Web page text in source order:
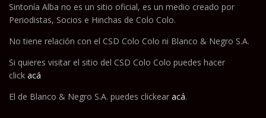
Sintonía Alba no es un sitio oficial, es un medio creado por
Periodistas, Socios e Hinchas de Colo Colo.
No tiene relación con el CSD Colo Colo ni Blanco & Negro S.A.
Si quieres visitar el sitio del CSD Colo Colo puedes hacer
click acá
El de Blanco & Negro S.A. puedes clickear acá.